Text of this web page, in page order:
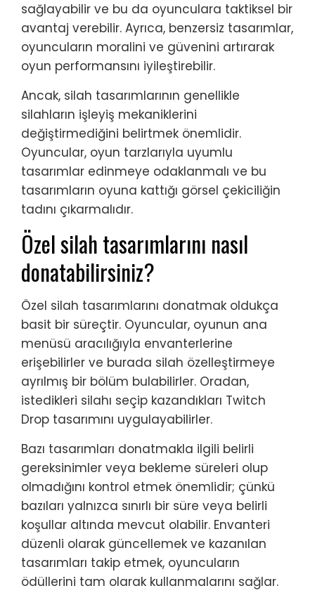
sağlayabilir ve bu da oyunculara taktiksel bir
avantaj verebilir. Ayrıca, benzersiz tasarımlar,
oyuncuların moralini ve güvenini artırarak
oyun performansını iyileştirebilir.
Ancak, silah tasarımlarının genellikle
silahların işleyiş mekaniklerini
değiştirmediğini belirtmek önemlidir.
Oyuncular, oyun tarzlarıyla uyumlu
tasarımlar edinmeye odaklanmalı ve bu
tasarımların oyuna kattığı görsel çekiciliğin
tadını çıkarmalıdır.
Özel silah tasarımlarını nasıl
donatabilirsiniz?
Özel silah tasarımlarını donatmak oldukça
basit bir süreçtir. Oyuncular, oyunun ana
menüsü aracılığıyla envanterlerine
erişebilirler ve burada silah özelleştirmeye
ayrılmış bir bölüm bulabilirler. Oradan,
istedikleri silahı seçip kazandıkları Twitch
Drop tasarımını uygulayabilirler.
Bazı tasarımları donatmakla ilgili belirli
gereksinimler veya bekleme süreleri olup
olmadığını kontrol etmek önemlidir; çünkü
bazıları yalnızca sınırlı bir süre veya belirli
koşullar altında mevcut olabilir. Envanteri
düzenli olarak güncellemek ve kazanılan
tasarımları takip etmek, oyuncuların
ödüllerini tam olarak kullanmalarını sağlar.